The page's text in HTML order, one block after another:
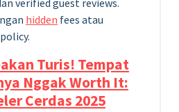
verified guest reviews.
hidden fees atau
Turis! Tempat
Nggak Worth It:
Cerdas 2025